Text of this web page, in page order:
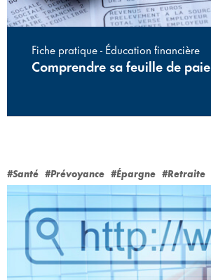
Fiche pratique - Éducation financière
Comprendre sa feuille de paie
#Santé #Prévoyance #Épargne #Retraite